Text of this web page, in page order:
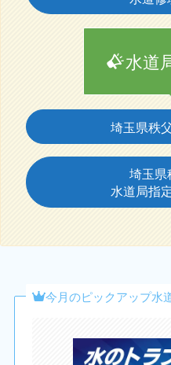
水道
埼玉県秩
埼玉
水道局指
今月のピックアップ水